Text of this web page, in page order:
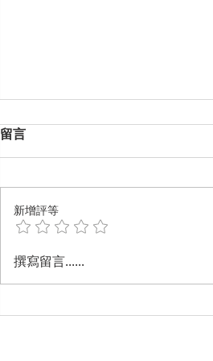
孩子的未來城市不只是夢想
留言
新增評等
撰寫留言......